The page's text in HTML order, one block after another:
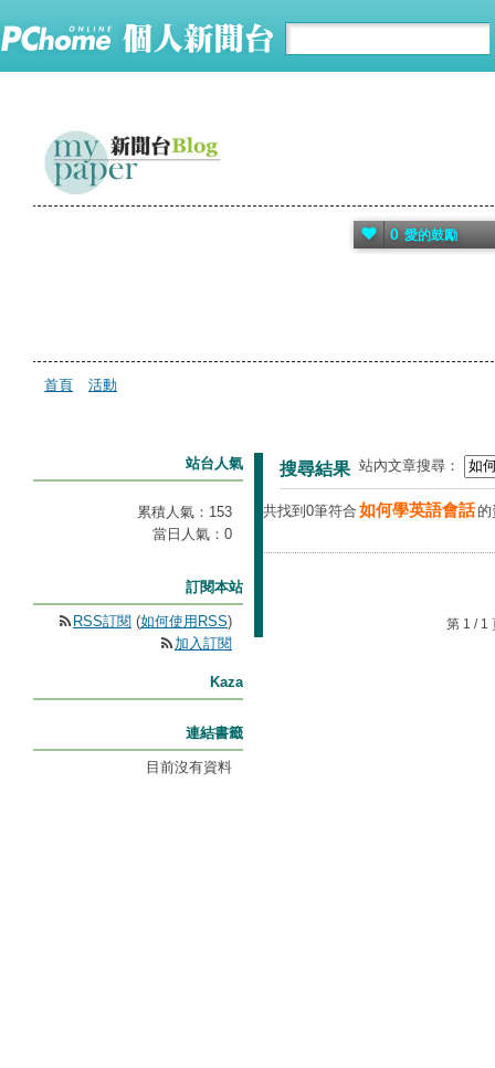
0 愛的鼓勵
首頁 活動
搜尋結果 站內文章搜尋：
共找到0筆符合 如何學英語會話
第 1 /
站台人氣
累積人氣： 153
當日人氣： 0
訂閱本站
RSS訂閱 (如何使用RSS)
加入訂閱
Kaza
連結書籤
目前沒有資料